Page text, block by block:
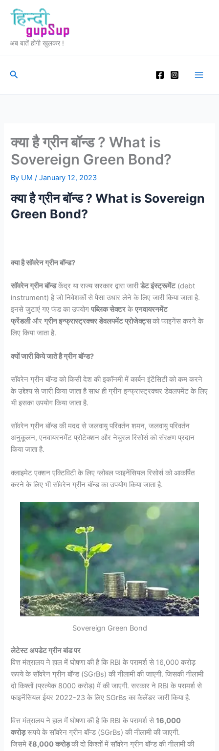
content
अब बातें होंगी खुलकर !
Search
क्या है ग्रीन बॉन्ड ? What is
Sovereign Green Bond?
By UM/January 12, 2023
क्या है ग्रीन बॉन्ड ? What is Sovereign
Green Bond?
क्या है सॉवरेन ग्रीन बॉन्ड?
सॉवरेन ग्रीन बॉन्डकेंद्र या राज्य सरकार द्वारा जारीडेट इंस्ट्रूमेंट(debt
instrument) है जो निवेशकों से पैसा उधार लेने के लिए जारी किया जाता है.
इनसे जुटाएं गए फंड का उपयोगपब्लिक सेक्टरकेएनवायरनमेंट
फ्रेंडलीऔरग्रीन इन्फ्रास्ट्रक्चर डेवलपमेंट प्रोजेक्ट्सको फाइनेंस करने के
लिए किया जाता है.
क्यों जारी किये जाते है ग्रीन बॉन्ड?
सॉवरेन ग्रीन बॉन्ड को किसी देश की इकॉनमी में कार्बन इंटेंसिटी को कम करने
के उद्देश्य से जारी किया जाता है साथ ही ग्रीन इन्फ्रास्ट्रक्चर डेवलपमेंट के लिए
भी इसका उपयोग किया जाता है.
सॉवरेन ग्रीन बॉन्ड की मदद से जलवायु परिवर्तन शमन, जलवायु परिवर्तन
अनुकूलन, एनवायरनमेंट प्रोटेक्शन और नेचुरल रिसोर्स को संरक्षण प्रदान
किया जाता है.
क्लाइमेट एक्शन एक्टिविटी के लिए ग्लोबल फाइनेंसियल रिसोर्स को आकर्षित
करने के लिए भी सॉवरेन ग्रीन बॉन्ड का उपयोग किया जाता है.
Sovereign Green Bond
लेटेस्ट अपडेट ग्रीन बांड पर
वित्त मंत्रालय ने हाल में घोषणा की है कि RBI के परामर्श से 16,000 करोड़
रूपये के सॉवरेन ग्रीन बॉन्ड (SGrBs) की नीलामी की जाएगी. जिसकी नीलामी
दो किश्तों (प्रत्येक 8000 करोड़) में की जाएगी. सरकार ने RBI के परामर्श से
फाइनेंसियल ईयर 2022-23 के लिए SGrBs का कैलेंडर जारी किया है.
वित्त मंत्रालय ने हाल में घोषणा की है कि RBI के परामर्श से16,000
करोड़रूपये के सॉवरेन ग्रीन बॉन्ड (SGrBs) की नीलामी की जाएगी.
जिसमे₹8,000 करोड़की दो किश्तों में सॉवरेन ग्रीन बॉन्ड की नीलामी की